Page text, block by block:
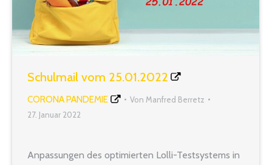
Schulmail vom 25.01.2022
CORONA PANDEMIE Von Manfred Berretz
27. Januar 2022
Anpassungen des optimierten Lolli-Testsystems in